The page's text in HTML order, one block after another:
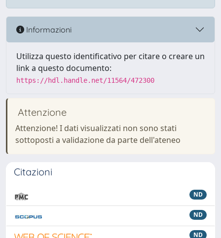
Informazioni
Utilizza questo identificativo per citare o creare un
link a questo documento:
https://hdl.handle.net/11564/472300
Attenzione
Attenzione! I dati visualizzati non sono stati
sottoposti a validazione da parte dell'ateneo
Citazioni
ND
ND
ND